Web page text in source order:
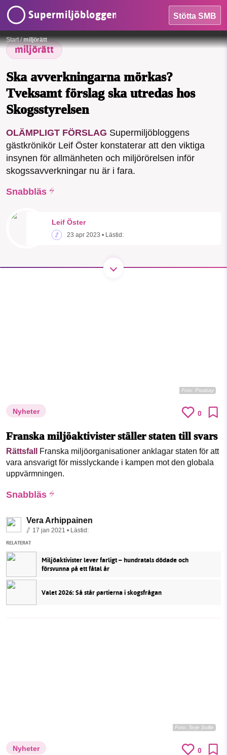
Supermiljöbloggen Stötta SMB
HEM
OMRÅDEN
MILJÖFAKTA
Sparade inlägg
Facebook
Threads
Start/miljörätt
miljörätt
Ska avverkningarna mörkas?
Tveksamt förslag ska utredas hos
Skogsstyrelsen
OLÄMPLIGT FÖRSLAG Supermiljöbloggens
gästkrönikör Leif Öster konstaterar att den viktiga
insynen för allmänheten och miljörörelsen inför
skogssavverkningar nu är i fara.
Snabbläs
Leif Öster
23 apr 2023 • Lästid:
Foto: Leif Öster
Foto: Pixabay
Nyheter 0
Franska miljöaktivister ställer staten till svars
Rättsfall
Franska miljöorganisationer anklagar staten för att
vara ansvarigt för misslyckande i kampen mot den globala
uppvärmningen.
Snabbläs
Vera Arhippainen
17 jan 2021 • Lästid:
RELATERAT
Miljöaktivister lever farligt – hundratals dödade och
försvunna på ett fåtal år
Valet 2026: Så står partierna i skogsfrågan
Foto: Terje Sollie
Nyheter 0
starten 2010 har vår ideella redaktion
drivit miljödebatten framåt genom
nyhetsbevakning och granskningar. Nu
vill vi utveckla vårt arbete – och vi
hoppas att du vill hjälpa oss.
1231368703